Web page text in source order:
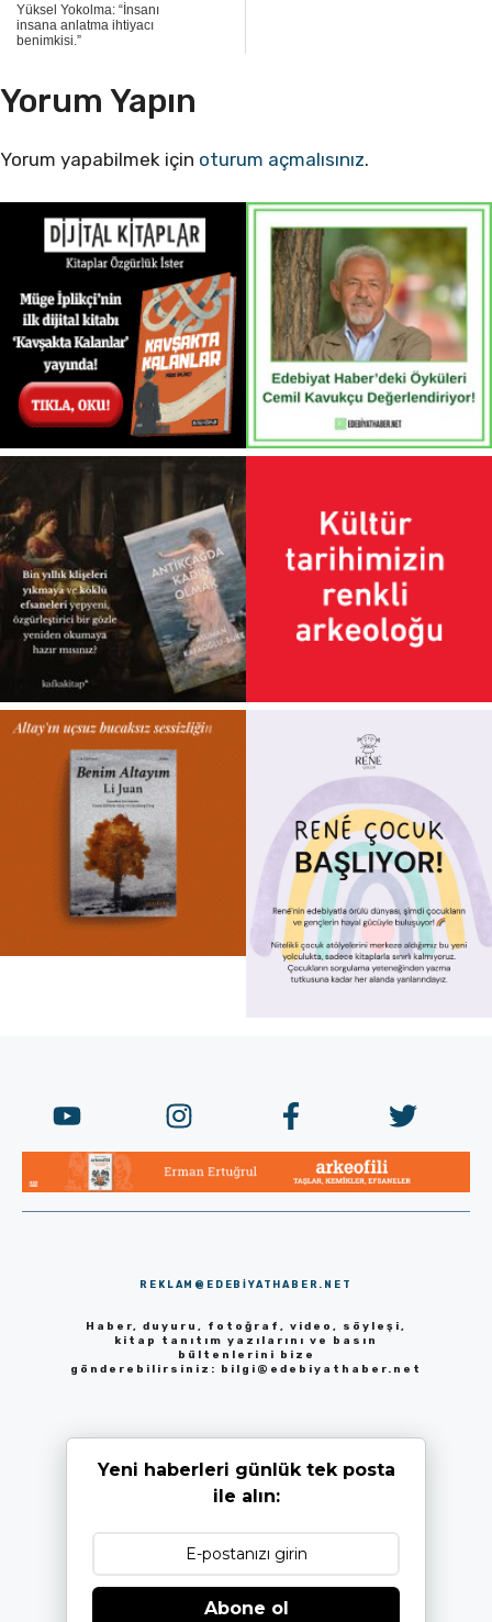
Yüksel Yokolma: “İnsanı
insana anlatma ihtiyacı
benimkisi.”
Yorum Yapın
Yorum yapabilmek için oturum açmalısınız.
REKLAM@EDEBIYATHABER.NET
Haber, duyuru, fotoğraf, video, söyleşi,
kitap tanıtım yazılarını ve basın
bültenlerini bize
gönderebilirsiniz: bilgi@edebiyathaber.net
Yeni haberleri günlük tek posta
ile alın:
Abone ol